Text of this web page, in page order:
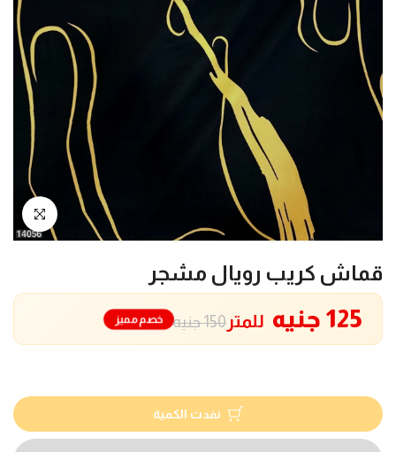
انقر للتكبير
قماش كريب رويال مشجر
150 جنيه 125 جنيه للمتر خصم مميز
نفدت الكمية